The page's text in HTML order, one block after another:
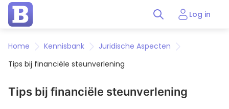
Log in
Home Kennisbank
Juridische Aspecten
Tips bij financiële steunverlening
Tips bij financiële steunverlening